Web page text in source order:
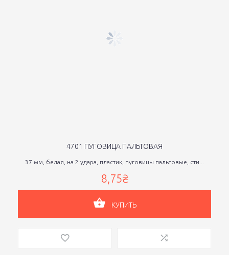
4701 ПУГОВИЦА ПАЛЬТОВАЯ
37 мм, белая, на 2 удара, пластик, пуговицы пальтовые, сти...
8,75₴
КУПИТЬ